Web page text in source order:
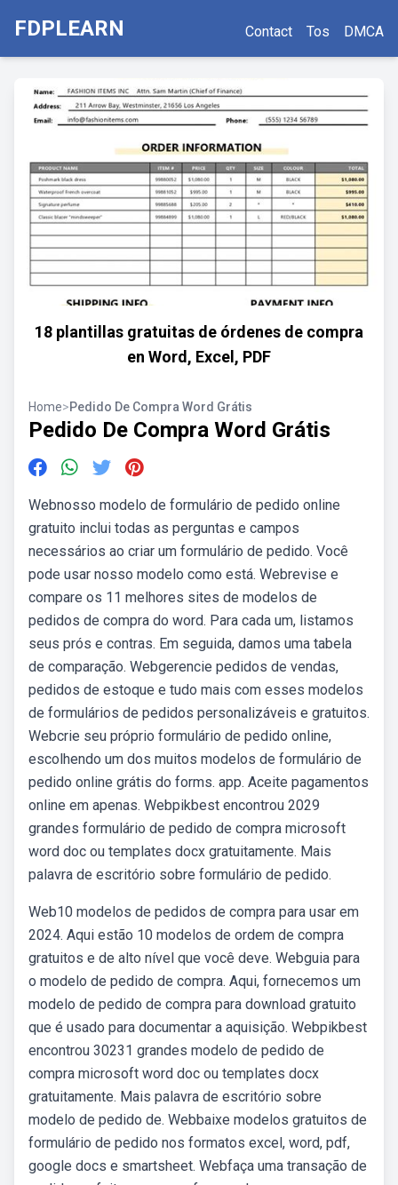
FDPLEARN Contact Tos DMCA
18 plantillas gratuitas de órdenes de compra
en Word, Excel, PDF
Home>Pedido De Compra Word Grátis
Pedido De Compra Word Grátis
Webnosso modelo de formulário de pedido online
gratuito inclui todas as perguntas e campos
necessários ao criar um formulário de pedido. Você
pode usar nosso modelo como está. Webrevise e
compare os 11 melhores sites de modelos de
pedidos de compra do word. Para cada um, listamos
seus prós e contras. Em seguida, damos uma tabela
de comparação. Webgerencie pedidos de vendas,
pedidos de estoque e tudo mais com esses modelos
de formulários de pedidos personalizáveis e gratuitos.
Webcrie seu próprio formulário de pedido online,
escolhendo um dos muitos modelos de formulário de
pedido online grátis do forms. app. Aceite pagamentos
online em apenas. Webpikbest encontrou 2029
grandes formulário de pedido de compra microsoft
word doc ou templates docx gratuitamente. Mais
palavra de escritório sobre formulário de pedido.
Web10 modelos de pedidos de compra para usar em
2024. Aqui estão 10 modelos de ordem de compra
gratuitos e de alto nível que você deve. Webguia para
o modelo de pedido de compra. Aqui, fornecemos um
modelo de pedido de compra para download gratuito
que é usado para documentar a aquisição. Webpikbest
encontrou 30231 grandes modelo de pedido de
compra microsoft word doc ou templates docx
gratuitamente. Mais palavra de escritório sobre
modelo de pedido de. Webbaixe modelos gratuitos de
formulário de pedido nos formatos excel, word, pdf,
google docs e smartsheet. Webfaça uma transação de